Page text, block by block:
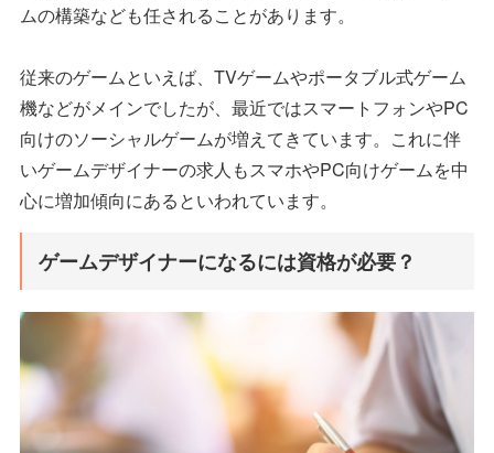
ムの構築なども任されることがあります。
従来のゲームといえば、TVゲームやポータブル式ゲーム
機などがメインでしたが、最近ではスマートフォンやPC
向けのソーシャルゲームが増えてきています。これに伴
いゲームデザイナーの求人もスマホやPC向けゲームを中
心に増加傾向にあるといわれています。
ゲームデザイナーになるには資格が必要？